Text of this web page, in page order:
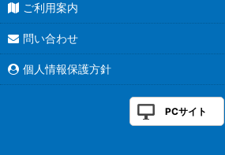
ご利用案内
問い合わせ
個人情報保護方針
PCサイト